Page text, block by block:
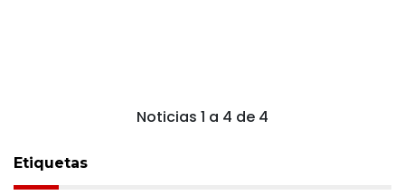
Noticias 1 a 4 de 4
Etiquetas